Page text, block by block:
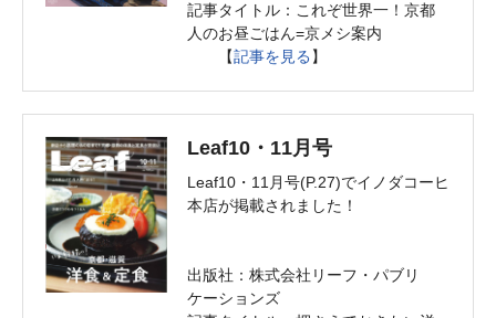
記事タイトル：これぞ世界一！京都
人のお昼ごはん=京メシ案内
【記事を見る 】
Leaf10・11月号
Leaf10・11月号(P.27)でイノダコーヒ
本店が掲載されました！
出版社：株式会社リーフ・パブリ
ケーションズ